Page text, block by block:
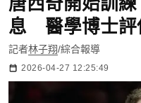
息 醫學博士評
記者林子翔/綜合報導
2026-04-27 12:25:49